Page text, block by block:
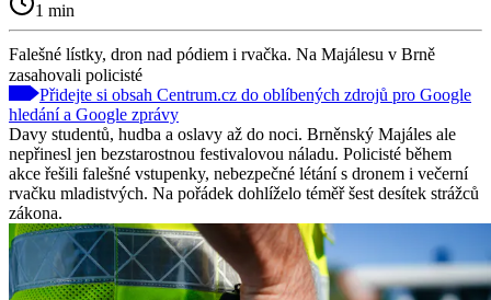
1 min
Falešné lístky, dron nad pódiem i rvačka. Na Majálesu v Brně
zasahovali policisté
Přidejte si obsah Centrum.cz do oblíbených zdrojů pro Google
hledání a Google zprávy
Davy studentů, hudba a oslavy až do noci. Brněnský Majáles ale
nepřinesl jen bezstarostnou festivalovou náladu. Policisté během
akce řešili falešné vstupenky, nebezpečné létání s dronem i večerní
rvačku mladistvých. Na pořádek dohlíželo téměř šest desítek strážců
zákona.